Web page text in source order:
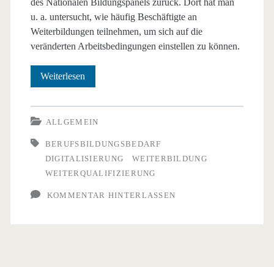
u. a. untersucht, wie häufig Beschäftigte an
Weiterbildungen teilnehmen, um sich auf die
veränderten Arbeitsbedingungen einstellen zu können.
Weiterlesen
Weiterbildung
ALLGEMEIN
BERUFSBILDUNGSBEDARF
DIGITALISIERUNG
WEITERBILDUNG
WEITERQUALIFIZIERUNG
KOMMENTAR HINTERLASSEN